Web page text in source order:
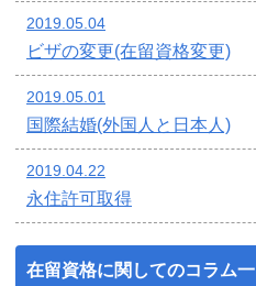
2019.05.04
ビザの変更(在留資格変更)
2019.05.01
国際結婚(外国人と日本人)
2019.04.22
永住許可取得
在留資格に関してのコラム一